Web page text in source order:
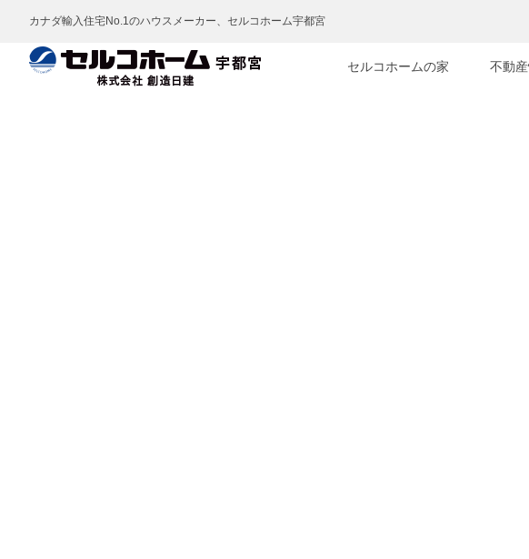
カナダ輸入住宅No.1のハウスメーカー、セルコホーム宇都宮
セルコホームの家 不動